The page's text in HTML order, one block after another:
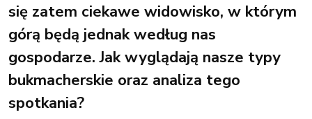
się zatem ciekawe widowisko, w którym
górą będą jednak według nas
gospodarze. Jak wyglądają nasze typy
bukmacherskie oraz analiza tego
spotkania?